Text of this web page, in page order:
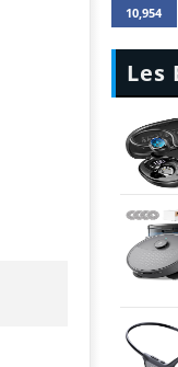
10,954
Les